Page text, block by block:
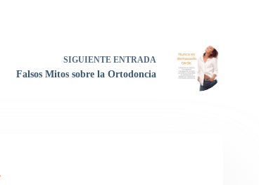
SIGUIENTE ENTRADA
Falsos Mitos sobre la Ortodoncia